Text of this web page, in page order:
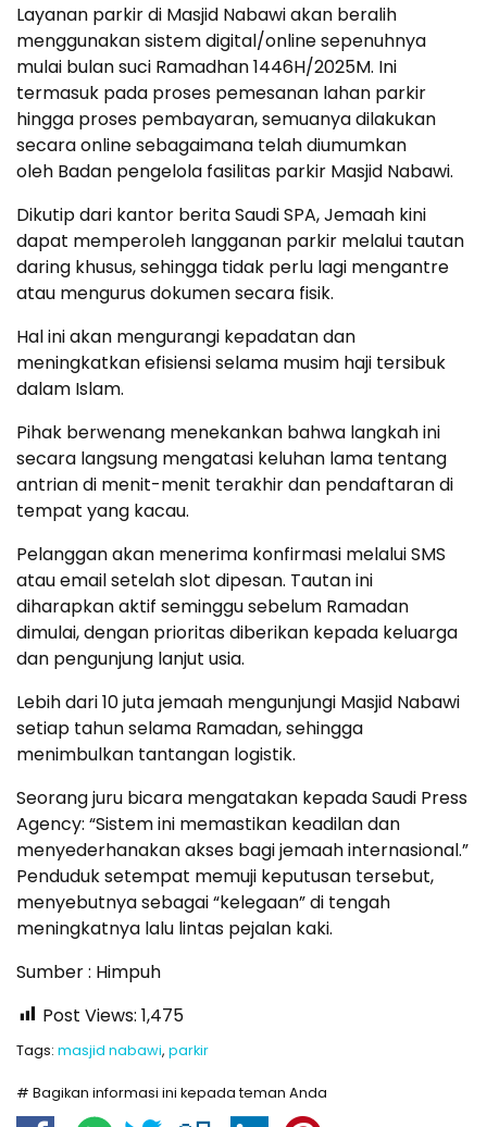
Layanan parkir di Masjid Nabawi akan beralih
menggunakan sistem digital/online sepenuhnya
mulai bulan suci Ramadhan 1446H/2025M. Ini
termasuk pada proses pemesanan lahan parkir
hingga proses pembayaran, semuanya dilakukan
secara online sebagaimana telah diumumkan
oleh Badan pengelola fasilitas parkir Masjid Nabawi.
Dikutip dari kantor berita Saudi SPA, Jemaah kini
dapat memperoleh langganan parkir melalui tautan
daring khusus, sehingga tidak perlu lagi mengantre
atau mengurus dokumen secara fisik.
Hal ini akan mengurangi kepadatan dan
meningkatkan efisiensi selama musim haji tersibuk
dalam Islam.
Pihak berwenang menekankan bahwa langkah ini
secara langsung mengatasi keluhan lama tentang
antrian di menit-menit terakhir dan pendaftaran di
tempat yang kacau.
Pelanggan akan menerima konfirmasi melalui SMS
atau email setelah slot dipesan. Tautan ini
diharapkan aktif seminggu sebelum Ramadan
dimulai, dengan prioritas diberikan kepada keluarga
dan pengunjung lanjut usia.
Lebih dari 10 juta jemaah mengunjungi Masjid Nabawi
setiap tahun selama Ramadan, sehingga
menimbulkan tantangan logistik.
Seorang juru bicara mengatakan kepada Saudi Press
Agency: “Sistem ini memastikan keadilan dan
menyederhanakan akses bagi jemaah internasional.”
Penduduk setempat memuji keputusan tersebut,
menyebutnya sebagai “kelegaan” di tengah
meningkatnya lalu lintas pejalan kaki.
Sumber : Himpuh
Post Views: 1,475
Tags: masjid nabawi, parkir
# Bagikan informasi ini kepada teman Anda